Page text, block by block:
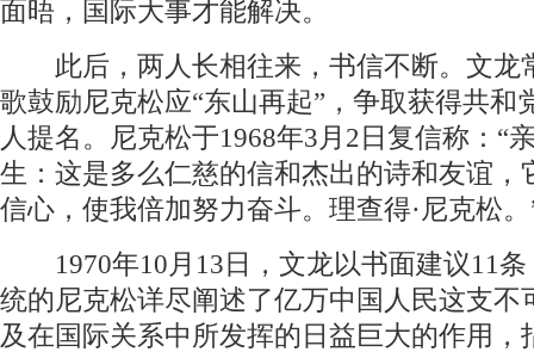
面晤，国际大事才能解决。
此后，两人长相往来，书信不断。文龙
歌鼓励尼克松应“东山再起”，争取获得共和
人提名。尼克松于1968年3月2日复信称：“
生：这是多么仁慈的信和杰出的诗和友谊，
信心，使我倍加努力奋斗。理查得·尼克松。
1970年10月13日，文龙以书面建议11条
统的尼克松详尽阐述了亿万中国人民这支不
及在国际关系中所发挥的日益巨大的作用，